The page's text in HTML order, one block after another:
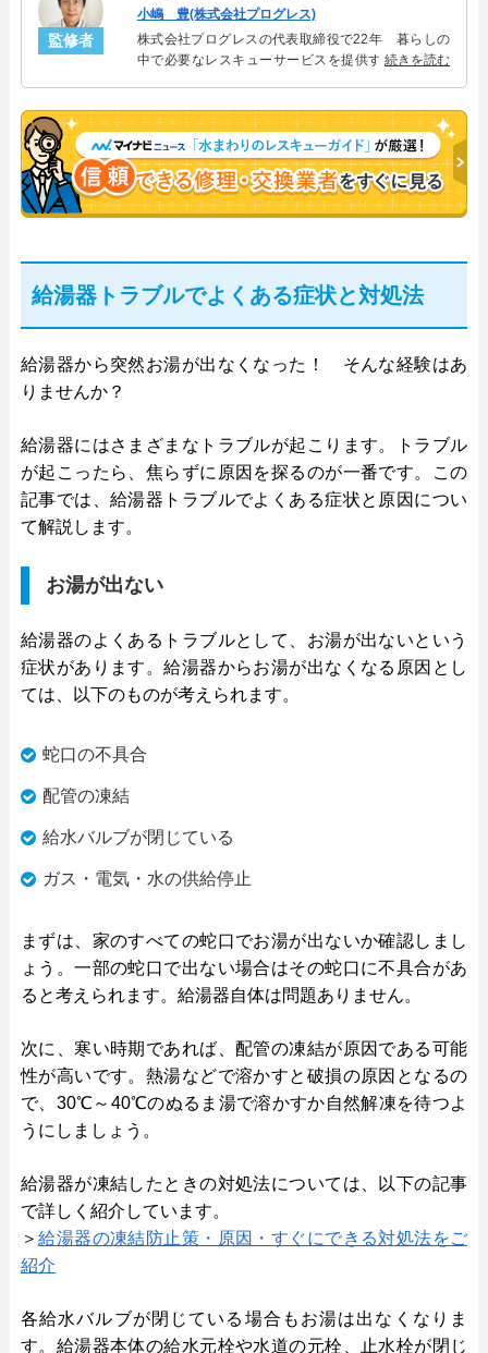
監修者
小嶋 豊(株式会社プログレス)
株式会社プログレスの代表取締役で22年 暮らしの
中で必要なレスキューサービスを提供する株式会社
決。多くのお客様に信頼される「給湯器」のスペシ
ャリスト。
続きを読む
給湯器トラブルでよくある症状と対処法
給湯器から突然お湯が出なくなった！ そんな経験はあ
りませんか？
給湯器にはさまざまなトラブルが起こります。トラブル
が起こったら、焦らずに原因を探るのが一番です。この
記事では、給湯器トラブルでよくある症状と原因につい
て解説します。
お湯が出ない
給湯器のよくあるトラブルとして、お湯が出ないという
症状があります。給湯器からお湯が出なくなる原因とし
ては、以下のものが考えられます。
蛇口の不具合
配管の凍結
給水バルブが閉じている
ガス・電気・水の供給停止
まずは、家のすべての蛇口でお湯が出ないか確認しまし
ょう。一部の蛇口で出ない場合はその蛇口に不具合があ
ると考えられます。給湯器自体は問題ありません。
次に、寒い時期であれば、配管の凍結が原因である可能
性が高いです。熱湯などで溶かすと破損の原因となるの
で、30℃～40℃のぬるま湯で溶かすか自然解凍を待つよ
うにしましょう。
給湯器が凍結したときの対処法については、以下の記事
で詳しく紹介しています。
＞ 給湯器の凍結防止策・原因・すぐにできる対処法をご
紹介
各給水バルブが閉じている場合もお湯は出なくなりま
す。給湯器本体の給水元栓や水道の元栓、止水栓が閉じ